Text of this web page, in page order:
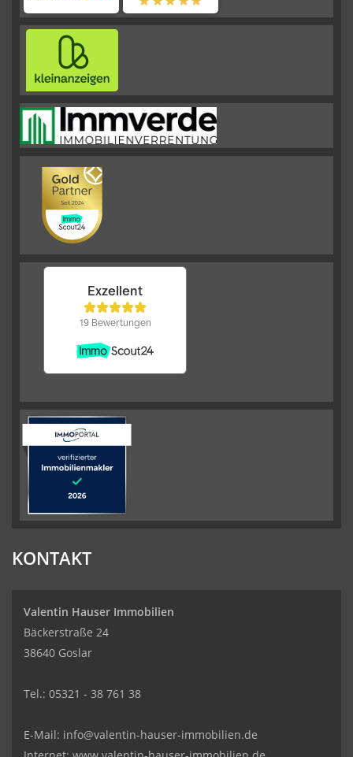
KONTAKT
Valentin Hauser Immobilien
Bäckerstraße 24
38640 Goslar
Tel.: 05321 - 38 761 38
E-Mail: info@valentin-hauser-immobilien.de